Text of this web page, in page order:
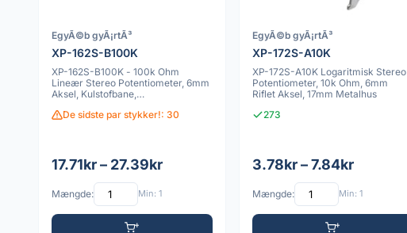
EgyÃ©b gyÃ¡rtÃ³
XP-162S-B100K
XP-162S-B100K - 100k Ohm
Lineær Stereo Potentiometer, 6mm
Aksel, Kulstofbane,
De sidste par stykker!: 30
17.71kr – 27.39kr
Mængde: Min: 1
EgyÃ©b gyÃ¡rtÃ³
XP-172S-A10K
XP-172S-A10K Logaritmisk Stereo
Potentiometer, 10k Ohm, 6mm
Riflet Aksel, 17mm Metalhus
273
3.78kr – 7.84kr
Mængde: Min: 1